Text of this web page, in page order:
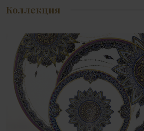
Коллекция